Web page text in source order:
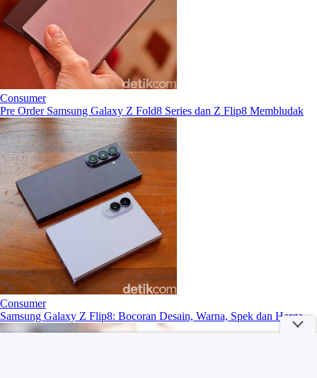
Consumer
Pre Order Samsung Galaxy Z Fold8 Series dan Z Flip8 Membludak
Consumer
Samsung Galaxy Z Flip8: Bocoran Desain, Warna, Spek dan Harga